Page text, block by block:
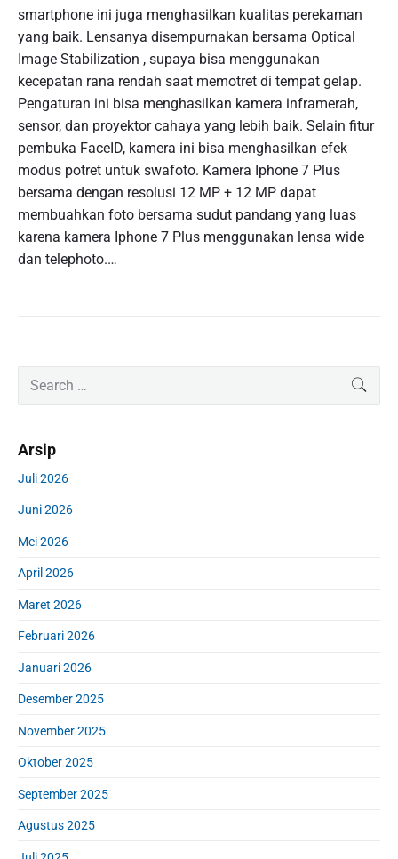
smartphone ini juga menghasilkan kualitas perekaman
yang baik. Lensanya disempurnakan bersama Optical
Image Stabilization , supaya bisa menggunakan
kecepatan rana rendah saat memotret di tempat gelap.
Pengaturan ini bisa menghasilkan kamera inframerah,
sensor, dan proyektor cahaya yang lebih baik. Selain fitur
pembuka FaceID, kamera ini bisa menghasilkan efek
modus potret untuk swafoto. Kamera Iphone 7 Plus
bersama dengan resolusi 12 MP + 12 MP dapat
membuahkan foto bersama sudut pandang yang luas
karena kamera Iphone 7 Plus menggunakan lensa wide
dan telephoto.…
a
y
S
d
b
a
c
h
o
Arsip
Juli 2026
Juni 2026
Mei 2026
April 2026
Maret 2026
Februari 2026
Januari 2026
Desember 2025
November 2025
Oktober 2025
September 2025
Agustus 2025